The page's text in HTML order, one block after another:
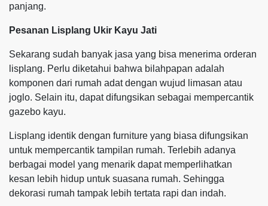
panjang.
Pesanan Lisplang Ukir Kayu Jati
Sekarang sudah banyak jasa yang bisa menerima orderan
lisplang. Perlu diketahui bahwa bilahpapan adalah
komponen dari rumah adat dengan wujud limasan atau
joglo. Selain itu, dapat difungsikan sebagai mempercantik
gazebo kayu.
Lisplang identik dengan furniture yang biasa difungsikan
untuk mempercantik tampilan rumah. Terlebih adanya
berbagai model yang menarik dapat memperlihatkan
kesan lebih hidup untuk suasana rumah. Sehingga
dekorasi rumah tampak lebih tertata rapi dan indah.